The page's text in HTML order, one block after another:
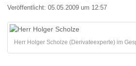
Veröffentlicht: 05.05.2009 um 12:57
Herr Holger Scholze (Derivateexperte) im